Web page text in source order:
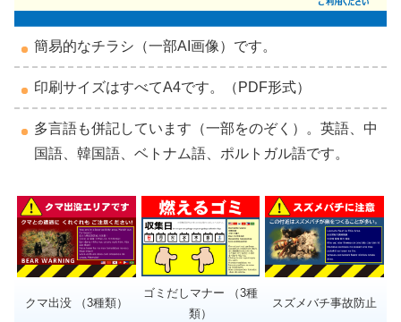
簡易的なチラシ（一部AI画像）です。
印刷サイズはすべてA4です。（PDF形式）
多言語も併記しています（一部をのぞく）。英語、中
国語、韓国語、ベトナム語、ポルトガル語です。
クマ出没 （3種類）
ゴミだしマナー （3種
類）
スズメバチ事故防止